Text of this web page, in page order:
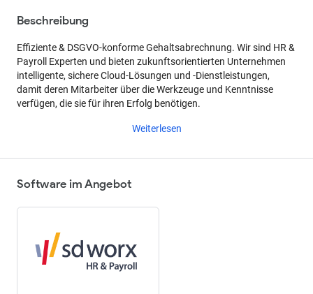
Beschreibung
Effiziente & DSGVO-konforme Gehaltsabrechnung. Wir sind HR &
Payroll Experten und bieten zukunftsorientierten Unternehmen
intelligente, sichere Cloud-Lösungen und -Dienstleistungen,
damit deren Mitarbeiter über die Werkzeuge und Kenntnisse
verfügen, die sie für ihren Erfolg benötigen.
Weiterlesen
Software im Angebot